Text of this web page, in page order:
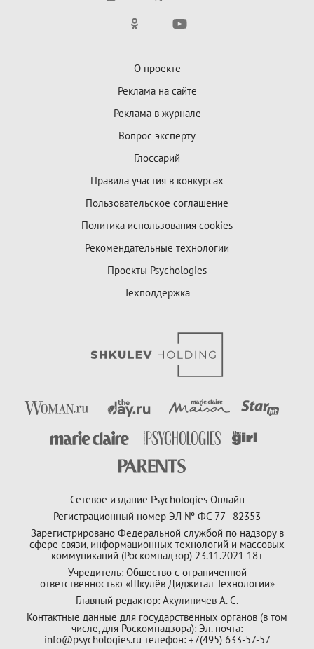
О проекте
Реклама на сайте
Реклама в журнале
Вопрос эксперту
Глоссарий
Правила участия в конкурсах
Пользовательское соглашение
Политика использования cookies
Рекомендательные технологии
Проекты Psychologies
Техподдержка
Сетевое издание Psychologies Онлайн
Регистрационный номер ЭЛ № ФС 77 - 82353
Зарегистрировано Федеральной службой по надзору в
сфере связи, информационных технологий и массовых
коммуникаций (Роскомнадзор) 23.11.2021 18+
Учредитель: Общество с ограниченной
ответственностью «Шкулёв Диджитал Технологии»
Главный редактор: Акулиничев А. С.
Контактные данные для государственных органов (в том
числе, для Роскомнадзора): Эл. почта:
info@psychologies.ru телефон: +7(495) 633-57-57